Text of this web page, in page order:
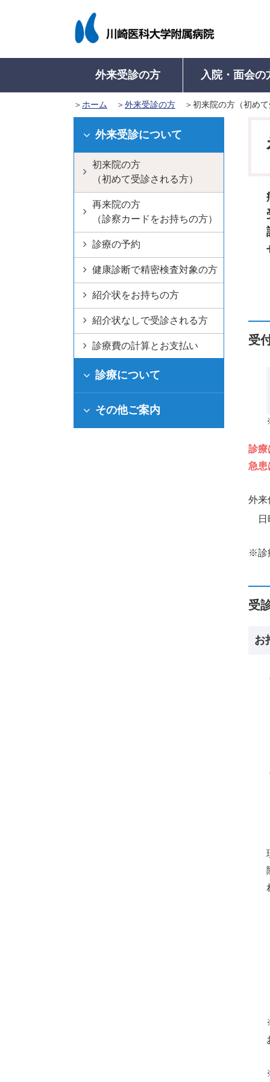
外来受診の方
病名から診療科を探す
外来診療表
外来受診について
（初めて受診さ
診療の予約
健康診断で精密
紹介状をお持ち
紹介状なしで受
診療費の計算と
入院・面会の
入院について
入院のご案内
入院に際してのお願い
入院生活について
入院のご準備
入院中の
病院概要
病院長挨拶
理念・基本方針
医療安全管理指針
意思決定支援に関する指
病院沿革
病院組織図
病院情報
特定機能病院
病院機能評価認定
高次脳機能障害及
関連障害に対す
病院からのお願い
大学病院改革プラ
病名から診療科を探す
医療関係者の方
診療科・部門一
ホーム 外来受診の方 初来院の方（初め
受
診療
急患
外来
日
※診
受
お
外来受診について
初来院の方
（初めて受診される方）
再来院の方
（診察カードをお持ちの方）
診療の予約
健康診断で精密検査対象の方
紹介状をお持ちの方
紹介状なしで受診される方
診療費の計算とお支払い
診療について
その他ご案内